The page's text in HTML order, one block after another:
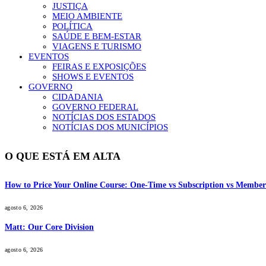
JUSTIÇA
MEIO AMBIENTE
POLÍTICA
SAÚDE E BEM-ESTAR
VIAGENS E TURISMO
EVENTOS
FEIRAS E EXPOSIÇÕES
SHOWS E EVENTOS
GOVERNO
CIDADANIA
GOVERNO FEDERAL
NOTÍCIAS DOS ESTADOS
NOTÍCIAS DOS MUNICÍPIOS
O QUE ESTÁ EM ALTA
How to Price Your Online Course: One-Time vs Subscription vs
agosto 6, 2026
Matt: Our Core Division
agosto 6, 2026